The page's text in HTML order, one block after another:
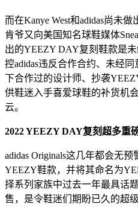
而在Kanye West和adidas尚未
肯爷又向美国知名球鞋媒体
出的YEEZY DAY复刻鞋款是
控adidas违反合作合约、未经
下合作过的设计师、抄袭
供鞋迷入手喜爱球鞋的补货机
云。
2022 YEEZY DAY复刻超多重
adidas Originals这几年都会无
YEEZY鞋款，并将其命名为
择系列家族中过去一年最具话
售，是令鞋迷们期盼已久的超